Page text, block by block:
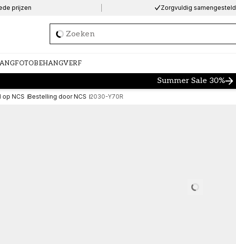
prijzen Zorgvuldig samengesteld
Loading…
FOTOBEHANGVERF
Summer Sale 30%
NCS Bestelling door NCS 2030-Y70R
Loading…